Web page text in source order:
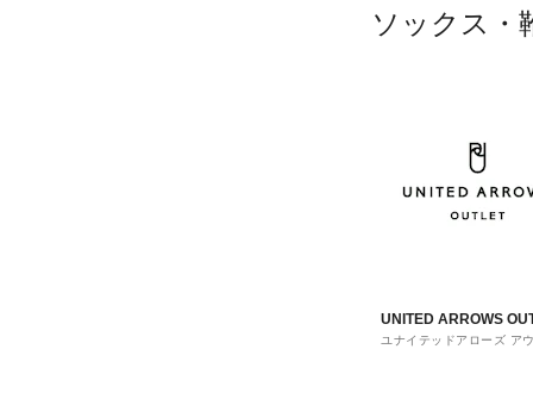
ソックス・
UNITED ARROWS
ユナイテッドアローズ ア